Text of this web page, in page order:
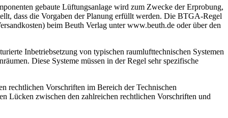
gebaute Lüftungsanlage wird zum Zwecke der Erprobung,
dass die Vorgaben der Planung erfüllt werden. Die BTGA-Regel
beim Beuth Verlag unter www.beuth.de oder über den
Inbetriebsetzung von typischen raumlufttechnischen Systemen
Diese Systeme müssen in der Regel sehr spezifische
rechtlichen Vorschriften im Bereich der Technischen
Lücken zwischen den zahlreichen rechtlichen Vorschriften und